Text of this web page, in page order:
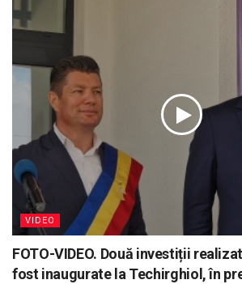
VIDEO
FOTO-VIDEO. Două investiții
fost inaugurate la Techirghiol, în